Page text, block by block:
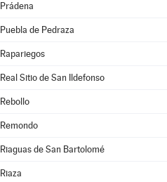
Prádena
Puebla de Pedraza
Rapariegos
Real Sitio de San Ildefonso
Rebollo
Remondo
Riaguas de San Bartolomé
Riaza